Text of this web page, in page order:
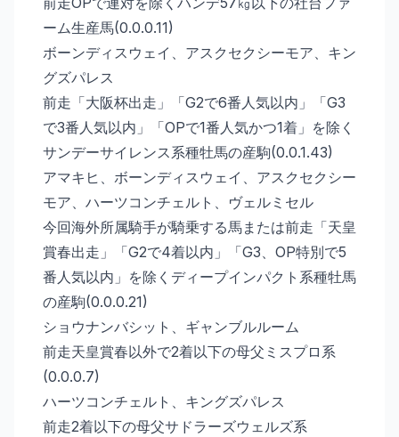
ーム生産馬(0.0.0.11)
ボーンディスウェイ、アスクセクシーモア、キン
グズパレス
前走「大阪杯出走」「G2で6番人気以内」「G3
で3番人気以内」「OPで1番人気かつ1着」を除く
サンデーサイレンス系種牡馬の産駒(0.0.1.43)
アマキヒ、ボーンディスウェイ、アスクセクシー
モア、ハーツコンチェルト、ヴェルミセル
今回海外所属騎手が騎乗する馬または前走「天皇
賞春出走」「G2で4着以内」「G3、OP特別で5
番人気以内」を除くディープインパクト系種牡馬
の産駒(0.0.0.21)
ショウナンバシット、ギャンブルルーム
前走天皇賞春以外で2着以下の母父ミスプロ系
(0.0.0.7)
ハーツコンチェルト、キングズパレス
前走2着以下の母父サドラーズウェルズ系